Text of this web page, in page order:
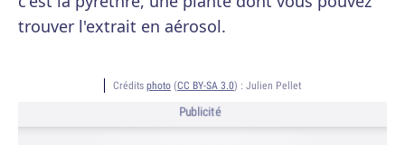
trouver l'extrait en aérosol.
Crédits photo (CC BY-SA 3.0) : Julien Pellet
Publicité